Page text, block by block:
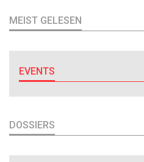
MEIST GELESEN
EVENTS
DOSSIERS